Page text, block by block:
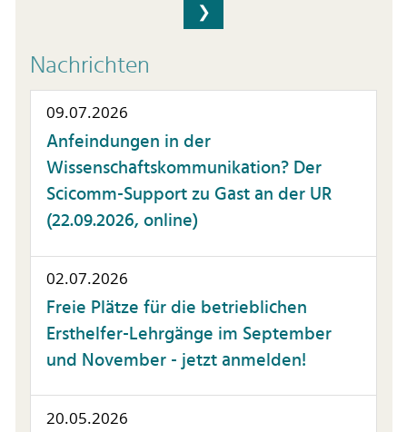
❯
Nachrichten
09.07.2026
Anfeindungen in der
Wissenschaftskommunikation? Der
Scicomm-Support zu Gast an der UR
(22.09.2026, online)
02.07.2026
Freie Plätze für die betrieblichen
Ersthelfer-Lehrgänge im September
und November - jetzt anmelden!
20.05.2026